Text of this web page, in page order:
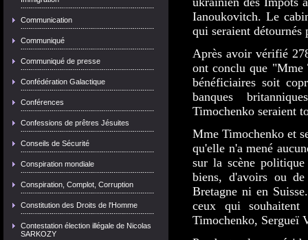
Communication
Communiqué
Communiqué de presse
Confédération Galactique
Conférences
Confessions de prêtres Jésuites
Conseils de Sécurité
Conspiration mondiale
Conspiration, Complot, Corruption
Constitution des Droits de l'Homme
Contestation élection illégale de Nicolas
SARKOZY
Ianoukovitch. Le
qui seraient
Après avoir vérifié
ont conclu que "Mme
bénéficiaires soit
banques
Timochenko seraient
Mme Timochenko et
qu'elle n'a mené
sur la scène
biens, d'avoirs ou
Bretagne ni en
ceux qui
Timochenko, Sergueï